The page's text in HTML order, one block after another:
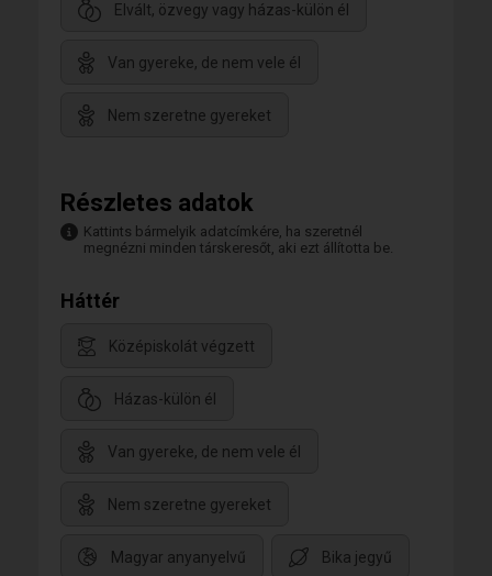
Elvált, özvegy vagy házas-külön él
Van gyereke, de nem vele él
Nem szeretne gyereket
Részletes adatok
Kattints bármelyik adatcímkére, ha szeretnél
megnézni minden társkeresőt, aki ezt állította be.
Háttér
Középiskolát végzett
Házas-külön él
Van gyereke, de nem vele él
Nem szeretne gyereket
Magyar anyanyelvű Bika jegyű